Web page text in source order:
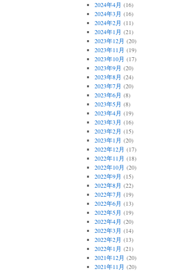
2024年4月 (16)
2024年3月 (16)
2024年2月 (11)
2024年1月 (21)
2023年12月 (20)
2023年11月 (19)
2023年10月 (17)
2023年9月 (20)
2023年8月 (24)
2023年7月 (20)
2023年6月 (8)
2023年5月 (8)
2023年4月 (19)
2023年3月 (16)
2023年2月 (15)
2023年1月 (20)
2022年12月 (17)
2022年11月 (18)
2022年10月 (20)
2022年9月 (15)
2022年8月 (22)
2022年7月 (19)
2022年6月 (13)
2022年5月 (19)
2022年4月 (20)
2022年3月 (14)
2022年2月 (13)
2022年1月 (21)
2021年12月 (20)
2021年11月 (20)